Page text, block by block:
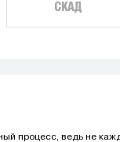
СКАД
процесс, ведь не